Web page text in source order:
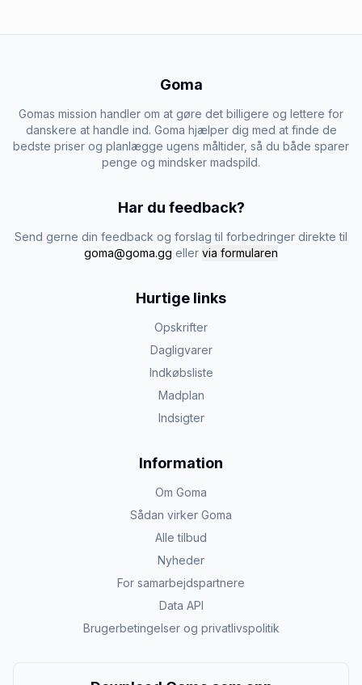
Goma
Gomas mission handler om at gøre det billigere og lettere for
danskere at handle ind. Goma hjælper dig med at finde de
bedste priser og planlægge ugens måltider, så du både sparer
penge og mindsker madspild.
Har du feedback?
Send gerne din feedback og forslag til forbedringer direkte til
goma@goma.gg eller via formularen
Hurtige links
Opskrifter
Dagligvarer
Indkøbsliste
Madplan
Indsigter
Information
Om Goma
Sådan virker Goma
Alle tilbud
Nyheder
For samarbejdspartnere
Data API
Brugerbetingelser og privatlivspolitik